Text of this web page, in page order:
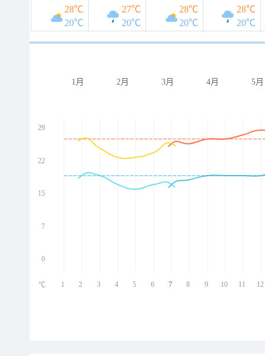
28℃
20℃
27℃
20℃
28℃
20℃
28℃
20℃
1月 2月 3月 4月 5月
29
22
15
7
0
1 2 3 4 5 6 7 8 9 10 11 12
℃